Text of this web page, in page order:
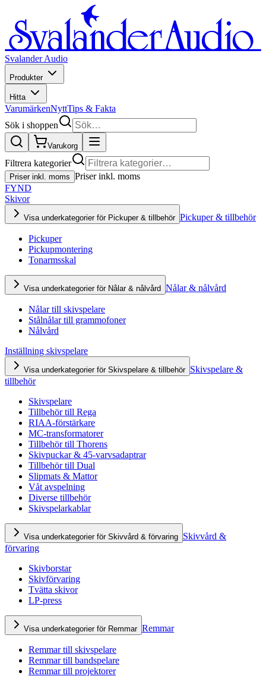
Svalander Audio
Produkter
Hitta
VarumärkenNyttTips & Fakta
Sök i shoppen
Varukorg
Filtrera kategorier
Priser inkl. moms Priser inkl. moms
FYND
Skivor
Visa underkategorier för Pickuper & tillbehör Pickuper & tillbehör
Pickuper
Pickupmontering
Tonarmsskal
Visa underkategorier för Nålar & nålvård Nålar & nålvård
Nålar till skivspelare
Stålnålar till grammofoner
Nålvård
Inställning skivspelare
Visa underkategorier för Skivspelare & tillbehör Skivspelare &
tillbehör
Skivspelare
Tillbehör till Rega
RIAA-förstärkare
MC-transformatorer
Tillbehör till Thorens
Skivpuckar & 45-varvsadaptrar
Tillbehör till Dual
Slipmats & Mattor
Våt avspelning
Diverse tillbehör
Skivspelarkablar
Visa underkategorier för Skivvård & förvaring Skivvård &
förvaring
Skivborstar
Skivförvaring
Tvätta skivor
LP-press
Visa underkategorier för Remmar Remmar
Remmar till skivspelare
Remmar till bandspelare
Remmar till projektorer